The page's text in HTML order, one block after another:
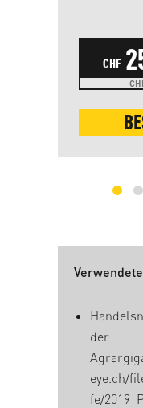
CHF
der
eye.ch/
fe/